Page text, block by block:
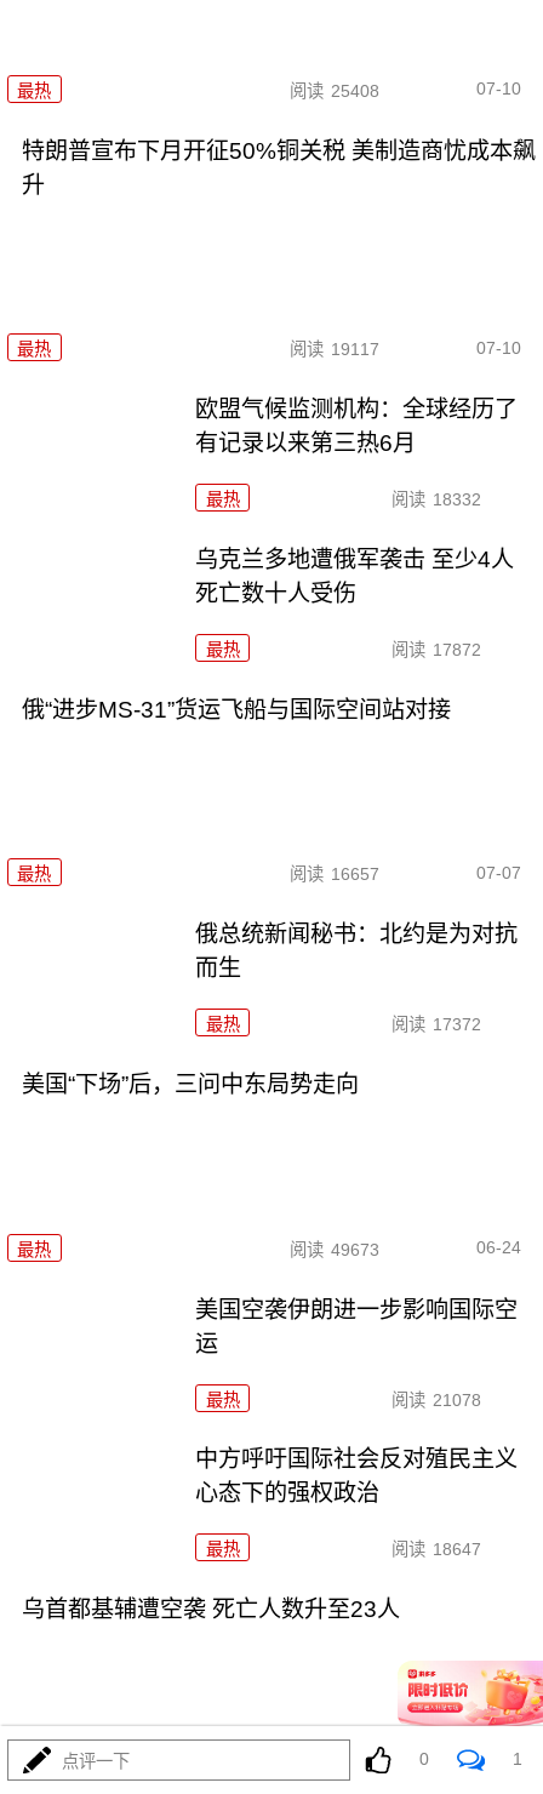
最热 阅读 25408 07-10
特朗普宣布下月开征50%铜关税 美制造商忧成本飙
升
最热 阅读 19117 07-10
欧盟气候监测机构：全球经历了
有记录以来第三热6月
最热 阅读 18332
乌克兰多地遭俄军袭击 至少4人
死亡数十人受伤
最热 阅读 17872
俄“进步MS-31”货运飞船与国际空间站对接
最热 阅读 16657 07-07
俄总统新闻秘书：北约是为对抗
而生
最热 阅读 17372
美国“下场”后，三问中东局势走向
最热 阅读 49673 06-24
美国空袭伊朗进一步影响国际空
运
最热 阅读 21078
中方呼吁国际社会反对殖民主义
心态下的强权政治
最热 阅读 18647
乌首都基辅遭空袭 死亡人数升至23人
最热 18915 06-19
点评一下 0 1